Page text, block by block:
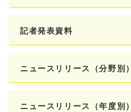
記者発表資料
ニュースリリース（分野別）
ニュースリリース（年度別）